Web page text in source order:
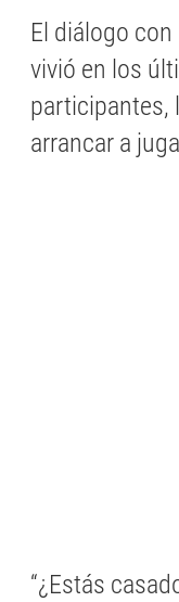
El diálogo
vivió en los
participantes,
arrancar a
“¿Estás